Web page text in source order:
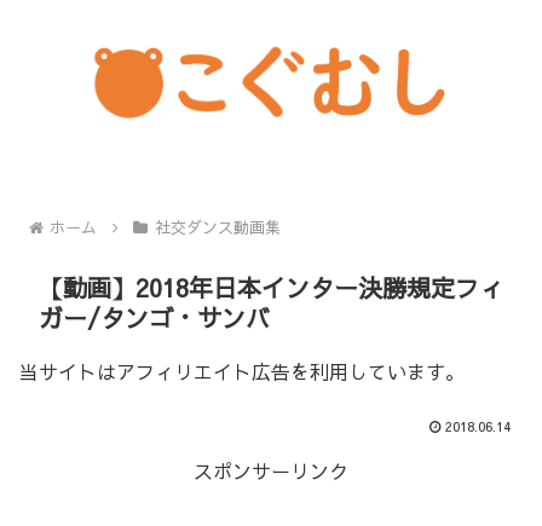
ホーム 社交ダンス動画集
【動画】2018年日本インター決勝規定フィ
ガー/タンゴ・サンバ
当サイトはアフィリエイト広告を利用しています。
2018.06.14
スポンサーリンク